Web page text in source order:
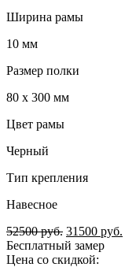
Ширина рамы
10 мм
Размер полки
80 х 300 мм
Цвет рамы
Черный
Тип крепления
Навесное
52500руб. 31500 руб.
Бесплатный замер
Цена со скидкой: